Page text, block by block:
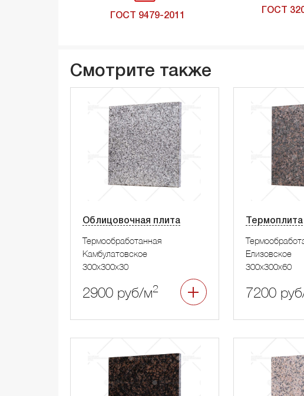
ГОСТ 9479-2011
ГОСТ
Смотрите также
Облицовочная плита
Термообработанная
Камбулатовское
300x300x30
2900 руб/м2
Термоплита
Елизовское
300x300x60
7200